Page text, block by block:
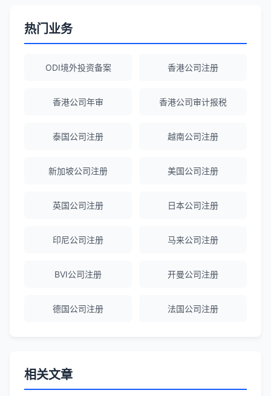
Michael Liu ★★★★☆
刘总 ★★★★★
香港公司注册和审计服务专业高效，非常
热门业务
ODI境外投资备案 香港公司注册
香港公司年审 香港公司审计报税
泰国公司注册 越南公司注册
新加坡公司注册 美国公司注册
英国公司注册 日本公司注册
印尼公司注册 马来公司注册
BVI公司注册 开曼公司注册
德国公司注册 法国公司注册
相关文章